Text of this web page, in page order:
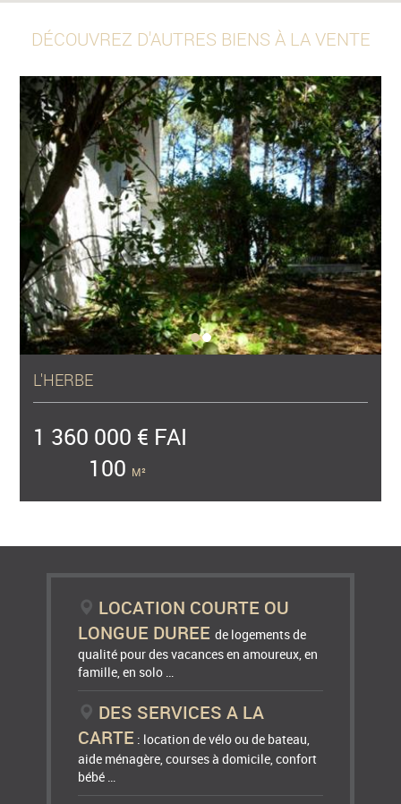
DÉCOUVREZ D'AUTRES BIENS À LA VENTE
L'HERBE
1 360 000 € FAI
100 M²
LOCATION COURTE OU
LONGUE DUREEde logements de
qualité pour des vacances en amoureux, en
famille, en solo …
DES SERVICES A LA
CARTE : location de vélo ou de bateau,
aide ménagère, courses à domicile, confort
bébé …